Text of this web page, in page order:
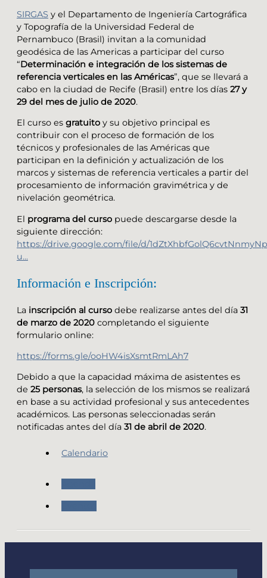
SIRGAS y el Departamento de Ingeniería Cartográfica
y Topografía de la Universidad Federal de
Pernambuco (Brasil) invitan a la comunidad
geodésica de las Americas a participar del curso
“Determinación e integración de los sistemas de
referencia verticales en las Américas”, que se llevará a
cabo en la ciudad de Recife (Brasil) entre los días 27 y
29 del mes de julio de 2020.
El curso es gratuito y su objetivo principal es
contribuir con el proceso de formación de los
técnicos y profesionales de las Américas que
participan en la definición y actualización de los
marcos y sistemas de referencia verticales a partir del
procesamiento de información gravimétrica y de
nivelación geométrica.
El programa del curso puede descargarse desde la
siguiente dirección:
https://drive.google.com/file/d/
u...
Información e Inscripción:
La inscripción al curso debe realizarse antes del día 31
de marzo de 2020 completando el siguiente
formulario online:
https://forms.gle/ooHW4isXsmtRmLAh7
Debido a que la capacidad máxima de asistentes es
de 25 personas, la selección de los mismos se realizará
en base a su actividad profesional y sus antecedentes
académicos. Las personas seleccionadas serán
notificadas antes del día 31 de abril de 2020.
Calendario